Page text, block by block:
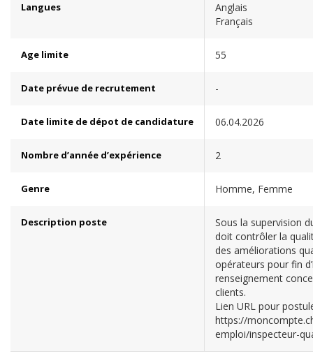
Langues
Anglais
Français
Age limite 55
Date prévue de recrutement -
Date limite de dépot de candidature 06.04.2026
Nombre d’année d’expérience 2
Genre Homme, Femme
Description poste
Sous la supervision
doit contrôler la
des améliorations
opérateurs pour fin
renseignement
clients.
Lien URL pour
https://
emploi/inspecteur-